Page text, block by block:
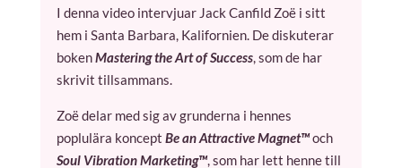
I denna video intervjuar Jack Canfild Zoë i sitt
hem i Santa Barbara, Kalifornien. De diskuterar
bokenMastering the Art of Success, som de har
skrivit tillsammans.
Zoë delar med sig av grunderna i hennes
poplulära koncept Be an Attractive Magnet™och
Soul Vibration Marketing™, som har lett henne till